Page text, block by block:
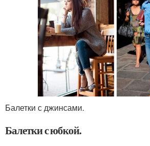
Балетки с джинсами.
Балетки с юбкой.